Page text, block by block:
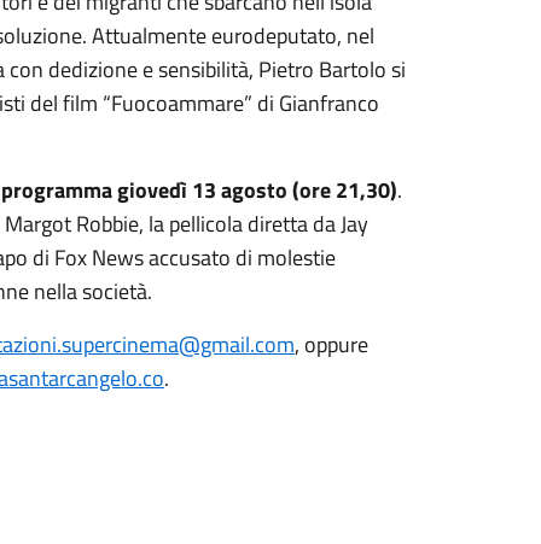
Attualmente eurodeputato, nel
dedizione e sensibilità, Pietro Bartolo si
del film “Fuocoammare” di Gianfranco
giovedì 13 agosto (ore 21,30).
Robbie, la pellicola diretta da Jay
di Fox News accusato di molestie
nella società.
, oppure
.